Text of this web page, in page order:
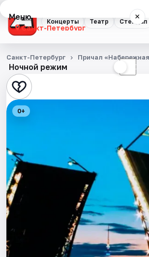
Концерты Театр Стендап
Меню ×
Санкт-Петербург
Концерты
Театр
Стендап
Экскурсии
Спорт
События
Города
Ночной режим ☾
Санкт-Петербург Причал
0+